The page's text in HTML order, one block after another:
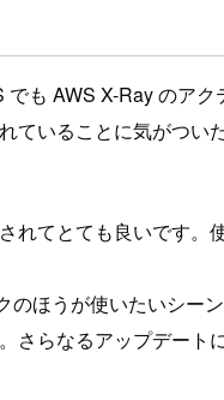
も AWS X-Ray のアク
ていることに気がつい
れてとても良いです。
のほうが使いたいシー
さらなるアップデート